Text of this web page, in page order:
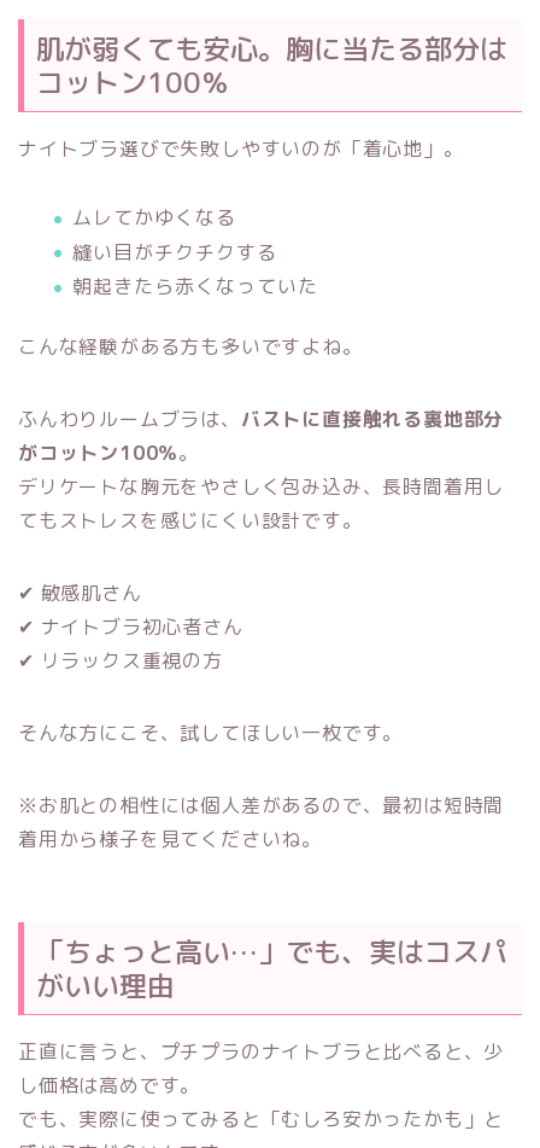
肌が弱くても安心。胸に当たる部分は
コットン100％
ナイトブラ選びで失敗しやすいのが「着心地」。
ムレてかゆくなる
縫い目がチクチクする
朝起きたら赤くなっていた
こんな経験がある方も多いですよね。
ふんわりルームブラは、 バストに直接触れる裏地部分
がコットン100％。
デリケートな胸元をやさしく包み込み、長時間着用し
てもストレスを感じにくい設計です。
✔ 敏感肌さん
✔ ナイトブラ初心者さん
✔ リラックス重視の方
そんな方にこそ、試してほしい一枚です。
※お肌との相性には個人差があるので、最初は短時間
着用から様子を見てくださいね。
「ちょっと高い…」でも、実はコスパ
がいい理由
正直に言うと、プチプラのナイトブラと比べると、少
し価格は高めです。
でも、実際に使ってみると「むしろ安かったかも」と